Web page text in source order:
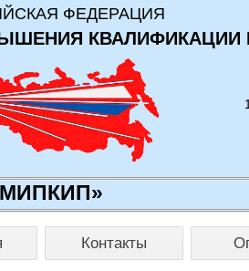
ФЕДЕРАЦИЯ
КВАЛИФИКАЦИИ
Контакты